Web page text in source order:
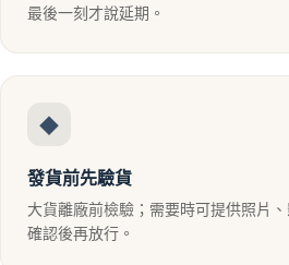
最後一刻才說延期。
◆
發貨前先驗貨
大貨離廠前檢驗；需要時可提供照片
確認後再放行。